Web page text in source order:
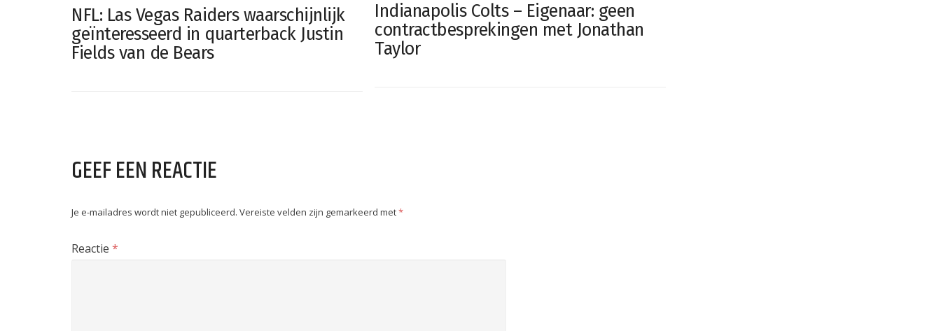
NFL: Las Vegas Raiders waarschijnlijk
geïnteresseerd in quarterback Justin
Fields van de Bears
Indianapolis Colts – Eigenaar: geen
contractbesprekingen met Jonathan
Taylor
GEEF EEN REACTIE
Je e-mailadres wordt niet gepubliceerd. Vereiste velden zijn gemarkeerd met*
Reactie *